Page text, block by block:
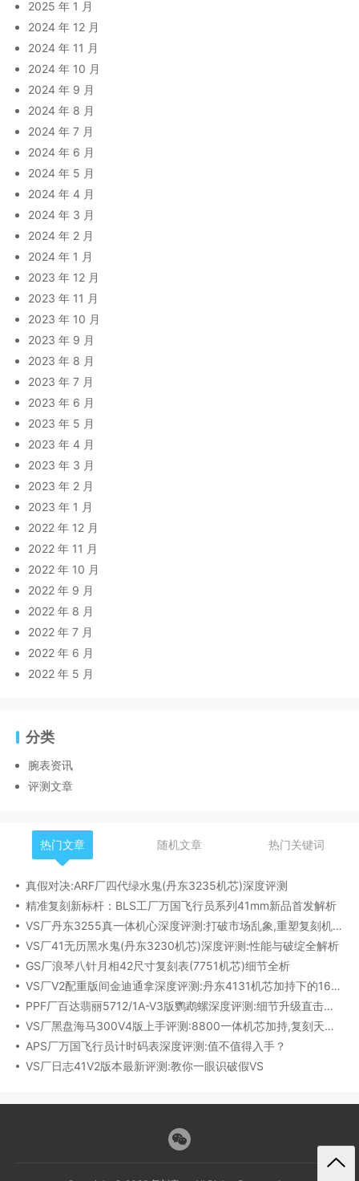
2025 年 1 月
2024 年 12 月
2024 年 11 月
2024 年 10 月
2024 年 9 月
2024 年 8 月
2024 年 7 月
2024 年 6 月
2024 年 5 月
2024 年 4 月
2024 年 3 月
2024 年 2 月
2024 年 1 月
2023 年 12 月
2023 年 11 月
2023 年 10 月
2023 年 9 月
2023 年 8 月
2023 年 7 月
2023 年 6 月
2023 年 5 月
2023 年 4 月
2023 年 3 月
2023 年 2 月
2023 年 1 月
2022 年 12 月
2022 年 11 月
2022 年 10 月
2022 年 9 月
2022 年 8 月
2022 年 7 月
2022 年 6 月
2022 年 5 月
分类
腕表资讯
评测文章
热门文章 随机文章 热门关键词
真假对决:ARF厂四代绿水鬼(丹东3235机芯)深度评测
精准复刻新标杆：BLS工厂万国飞行员系列41mm新品首发解析
VS厂丹东3255真一体机心深度评测:打破市场乱象,重塑复刻机芯新标杆​
VS厂41无历黑水鬼(丹东3230机芯)深度评测:性能与破绽全解析
GS厂浪琴八针月相42尺寸复刻表(7751机芯)细节全析
VS厂V2配重版间金迪通拿深度评测:丹东4131机芯加持下的165克精密之作​
PPF厂百达翡丽5712/1A-V3版鹦鹉螺深度评测:细节升级直击正品
VS厂黑盘海马300V4版上手评测:8800一体机芯加持,复刻天花板实至名归?
APS厂万国飞行员计时码表深度评测:值不值得入手？
VS厂日志41V2版本最新评测:教你一眼识破假VS